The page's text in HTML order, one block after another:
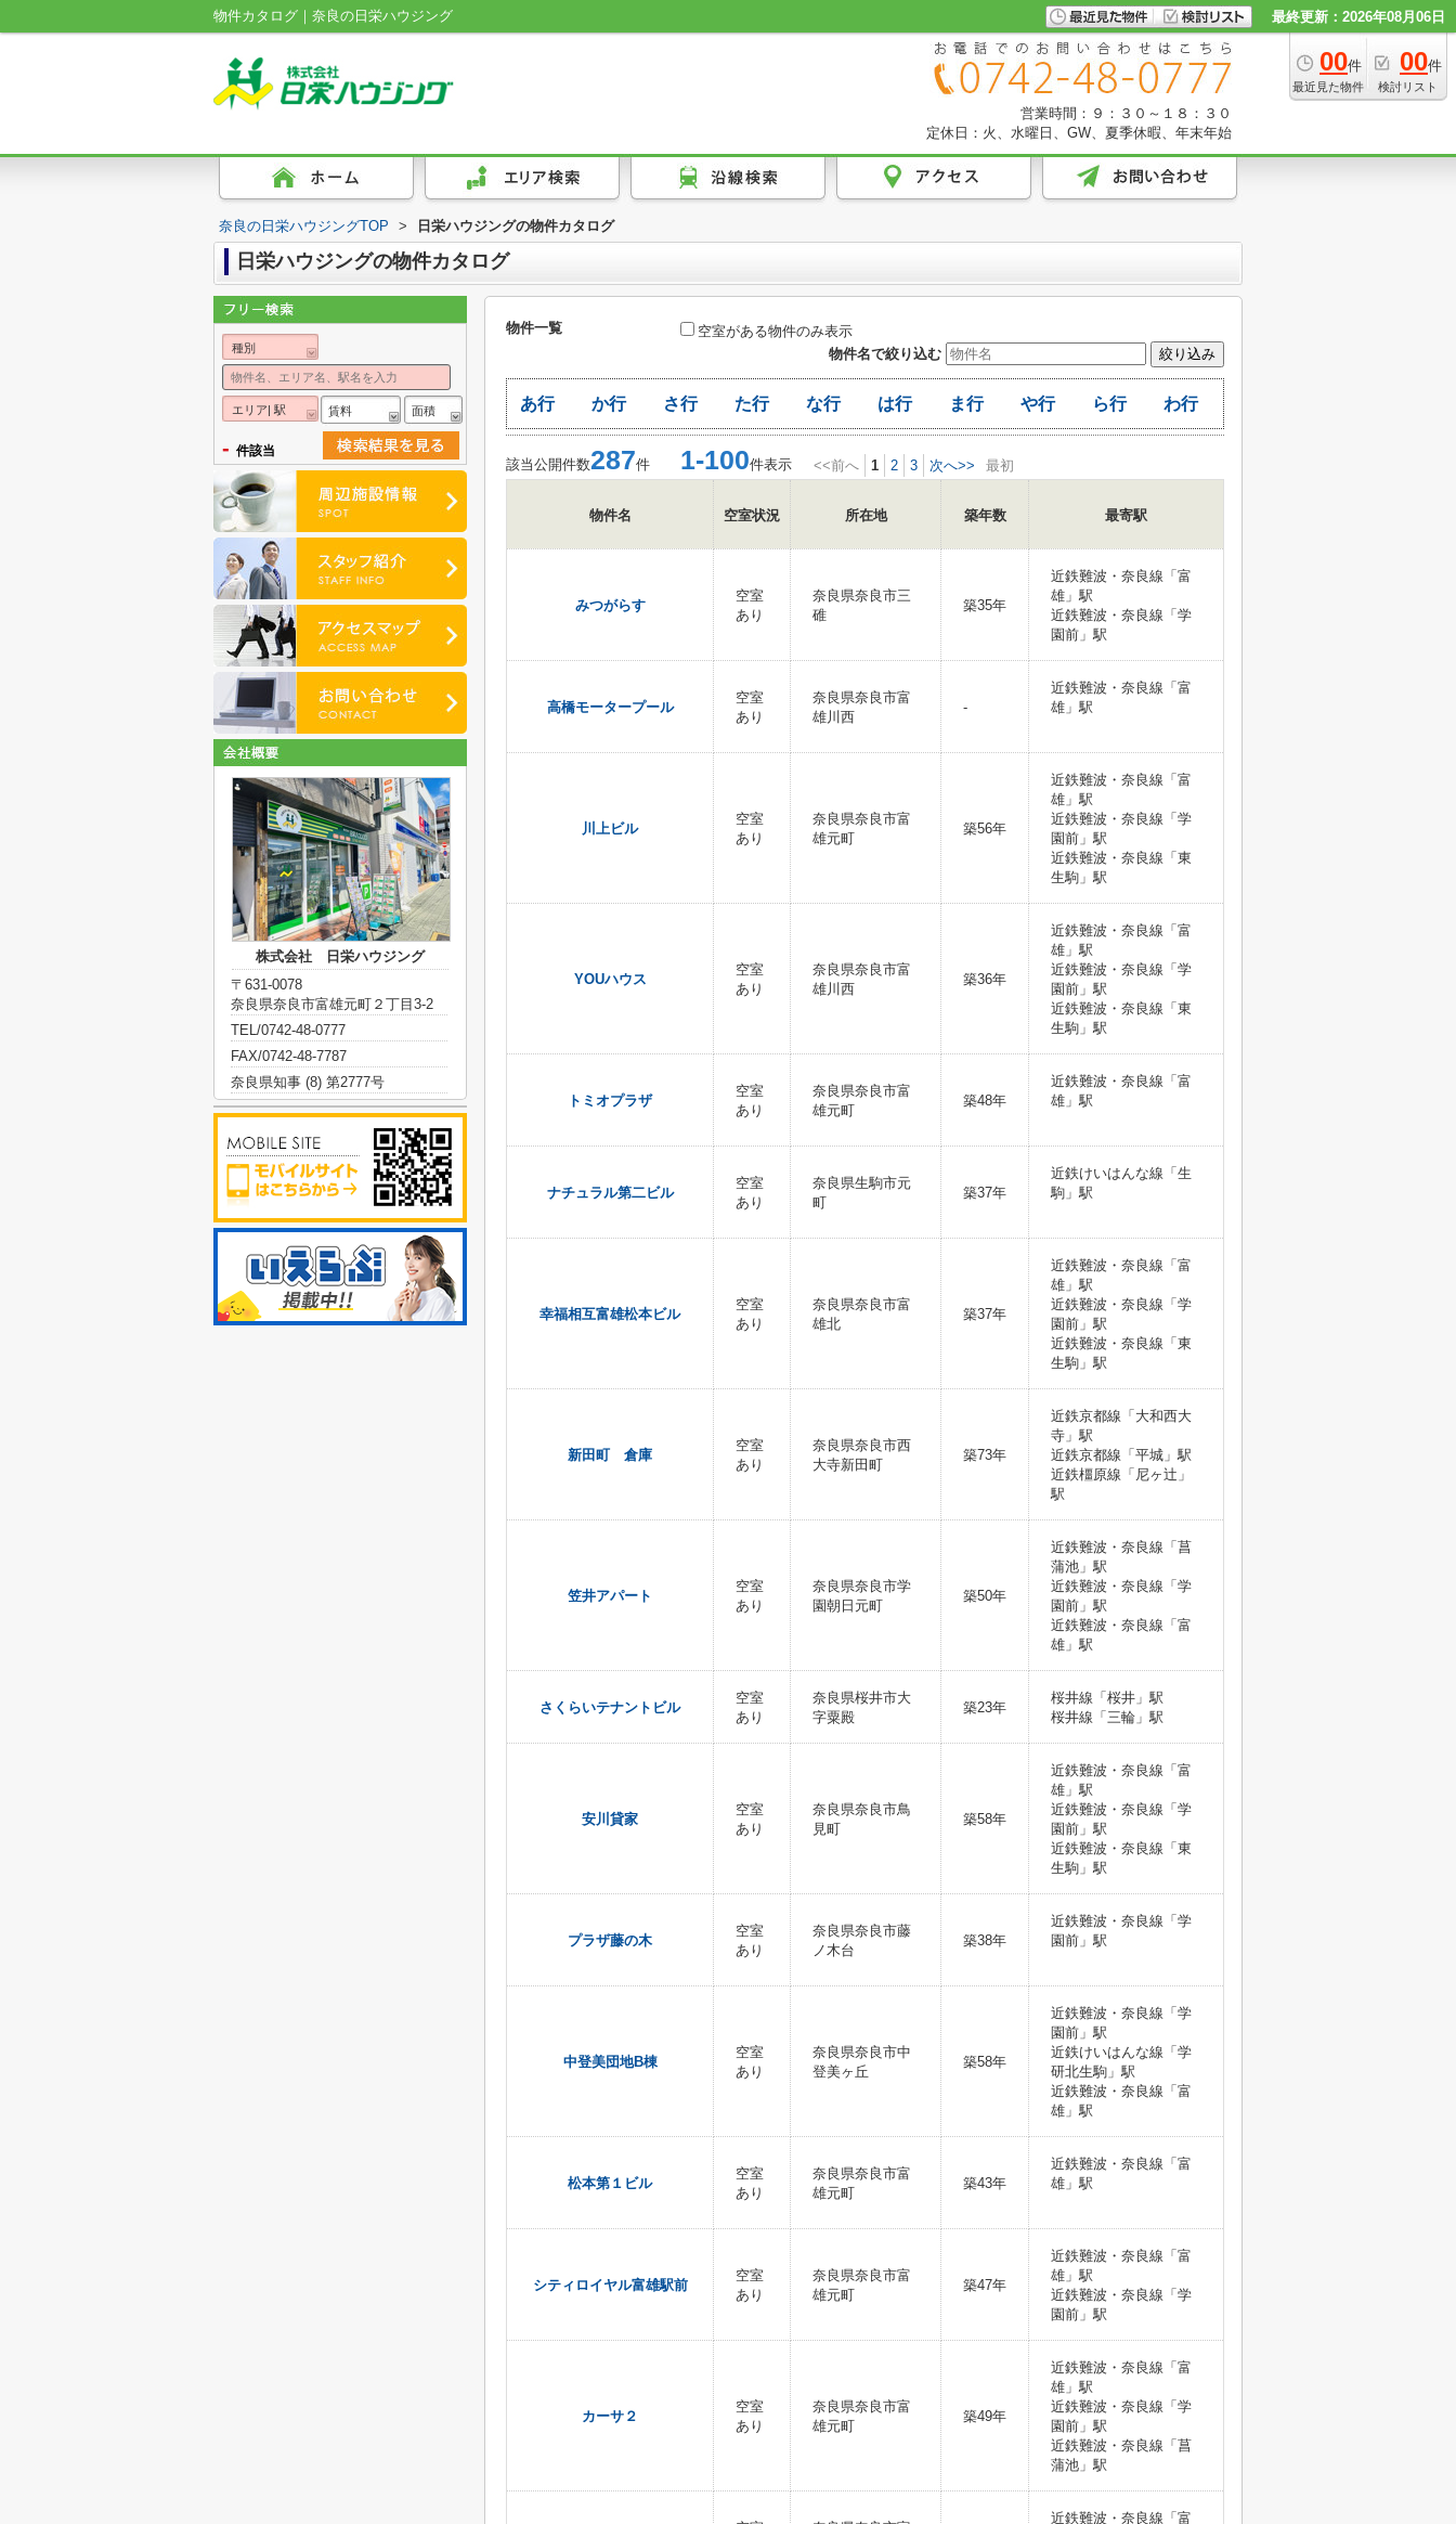
物件カタログ｜奈良の日栄ハウジング 最終更新：2026年08月06日
00件
最近見た物件
00件
検討リスト
営業時間：９：３０～１８：３０
定休日：火、水曜日、GW、夏季休暇、年末年始
奈良の日栄ハウジングTOP > 日栄ハウジングの物件カタログ
日栄ハウジングの物件カタログ
物件一覧
空室がある物件のみ表示
物件名で絞り込む
あ行 か行 さ行 た行 な行 は行 ま行 や行 ら行 わ行
該当公開件数287件 1-100件表示 <<前へ 1 2 3 次へ>> 最初
物件名 空室状況 所在地 築年数 最寄駅
みつがらす
空室
あり
奈良県奈良市三
碓
築35年
近鉄難波・奈良線「富
雄」駅
近鉄難波・奈良線「学
園前」駅
高橋モータープール
空室
あり
奈良県奈良市富
雄川西
-
近鉄難波・奈良線「富
雄」駅
川上ビル
空室
あり
奈良県奈良市富
雄元町
築56年
近鉄難波・奈良線「富
雄」駅
近鉄難波・奈良線「学
園前」駅
近鉄難波・奈良線「東
生駒」駅
YOUハウス
空室
あり
奈良県奈良市富
雄川西
築36年
近鉄難波・奈良線「富
雄」駅
近鉄難波・奈良線「学
園前」駅
近鉄難波・奈良線「東
生駒」駅
トミオプラザ
空室
あり
奈良県奈良市富
雄元町
築48年
近鉄難波・奈良線「富
雄」駅
ナチュラル第二ビル
空室
あり
奈良県生駒市元
町
築37年
近鉄けいはんな線「生
駒」駅
幸福相互富雄松本ビル
空室
あり
奈良県奈良市富
雄北
築37年
近鉄難波・奈良線「富
雄」駅
近鉄難波・奈良線「学
園前」駅
近鉄難波・奈良線「東
生駒」駅
新田町 倉庫
空室
あり
奈良県奈良市西
大寺新田町
築73年
近鉄京都線「大和西大
寺」駅
近鉄京都線「平城」駅
近鉄橿原線「尼ヶ辻」
駅
笠井アパート
空室
あり
奈良県奈良市学
園朝日元町
築50年
近鉄難波・奈良線「菖
蒲池」駅
近鉄難波・奈良線「学
園前」駅
近鉄難波・奈良線「富
雄」駅
さくらいテナントビル
空室
あり
奈良県桜井市大
字粟殿
築23年
桜井線「桜井」駅
桜井線「三輪」駅
安川貸家
空室
あり
奈良県奈良市鳥
見町
築58年
近鉄難波・奈良線「富
雄」駅
近鉄難波・奈良線「学
園前」駅
近鉄難波・奈良線「東
生駒」駅
プラザ藤の木
空室
あり
奈良県奈良市藤
ノ木台
築38年
近鉄難波・奈良線「学
園前」駅
中登美団地B棟
空室
あり
奈良県奈良市中
登美ヶ丘
築58年
近鉄難波・奈良線「学
園前」駅
近鉄けいはんな線「学
研北生駒」駅
近鉄難波・奈良線「富
雄」駅
松本第１ビル
空室
あり
奈良県奈良市富
雄元町
築43年
近鉄難波・奈良線「富
雄」駅
シティロイヤル富雄駅前
空室
あり
奈良県奈良市富
雄元町
築47年
近鉄難波・奈良線「富
雄」駅
近鉄難波・奈良線「学
園前」駅
カーサ２
空室
あり
奈良県奈良市富
雄元町
築49年
近鉄難波・奈良線「富
雄」駅
近鉄難波・奈良線「学
園前」駅
近鉄難波・奈良線「菖
蒲池」駅
近鉄難波・奈良線「富
種別
エリア| 駅 賃料 面積
- 件該当
株式会社 日栄ハウジング
〒631-0078
奈良県奈良市富雄元町２丁目3-2
TEL/0742-48-0777
FAX/0742-48-7787
奈良県知事 (8) 第2777号